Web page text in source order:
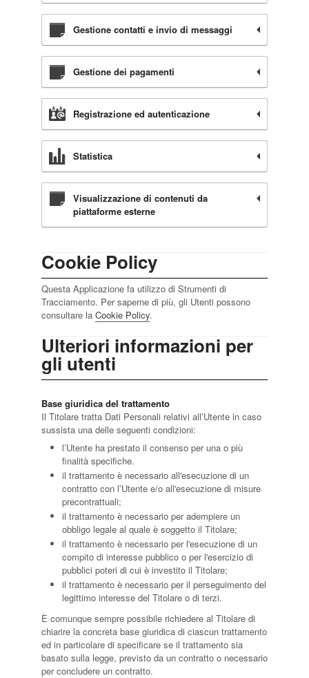
Gestione contatti e invio di messaggi
Gestione dei pagamenti
Registrazione ed autenticazione
Statistica
Visualizzazione di contenuti da
piattaforme esterne
Cookie Policy
Questa Applicazione fa utilizzo di Strumenti di
Tracciamento. Per saperne di più, gli Utenti possono
consultare la Cookie Policy.
Ulteriori informazioni per
gli utenti
Base giuridica del trattamento
Il Titolare tratta Dati Personali relativi all’Utente in caso
sussista una delle seguenti condizioni:
l’Utente ha prestato il consenso per una o più
finalità specifiche.
il trattamento è necessario all'esecuzione di un
contratto con l’Utente e/o all'esecuzione di misure
precontrattuali;
il trattamento è necessario per adempiere un
obbligo legale al quale è soggetto il Titolare;
il trattamento è necessario per l'esecuzione di un
compito di interesse pubblico o per l'esercizio di
pubblici poteri di cui è investito il Titolare;
il trattamento è necessario per il perseguimento del
legittimo interesse del Titolare o di terzi.
È comunque sempre possibile richiedere al Titolare di
chiarire la concreta base giuridica di ciascun trattamento
ed in particolare di specificare se il trattamento sia
basato sulla legge, previsto da un contratto o necessario
per concludere un contratto.